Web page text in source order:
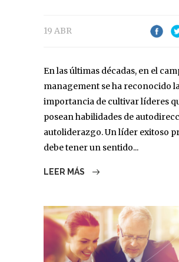
19 ABR
En las últimas décadas, en el
management se ha reconocido
importancia de cultivar líderes
posean habilidades de
autoliderazgo. Un líder exitoso
debe tener un sentido...
LEER MÁS